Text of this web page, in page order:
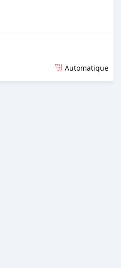
Automatique